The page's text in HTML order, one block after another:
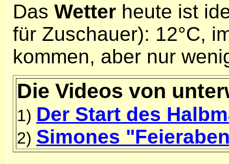
Das Wetter heute ist
für Zuschauer): 12°C,
kommen, aber nur
Die Videos von
1) Der Start des
2) Simones